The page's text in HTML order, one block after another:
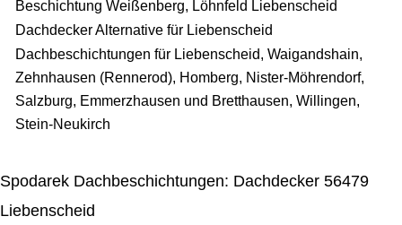
Beschichtung Weißenberg, Löhnfeld Liebenscheid
Dachdecker Alternative für Liebenscheid
Dachbeschichtungen für Liebenscheid, Waigandshain,
Zehnhausen (Rennerod), Homberg, Nister-Möhrendorf,
Salzburg, Emmerzhausen und Bretthausen, Willingen,
Stein-Neukirch
Spodarek Dachbeschichtungen: Dachdecker 56479
Liebenscheid